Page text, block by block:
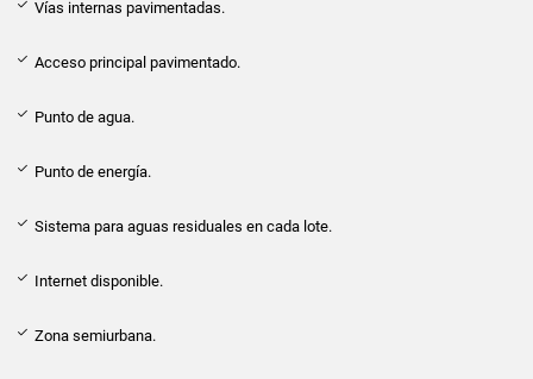
Vías internas pavimentadas.
Acceso principal pavimentado.
Punto de agua.
Punto de energía.
Sistema para aguas residuales en cada lote.
Internet disponible.
Zona semiurbana.